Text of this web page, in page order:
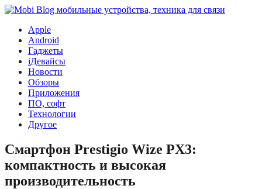
Apple
Android
Гаджеты
iДевайсы
Новости
Обзоры
Приложения
ПО, софт
Технологии
Другое
Смартфон Prestigio Wize PX3:
компактность и высокая
производительность